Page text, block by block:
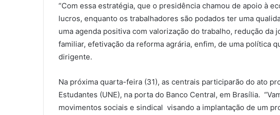
“Com essa estratégia, que o presidência chamou de apoio à
lucros, enquanto os trabalhadores são podados ter uma
uma agenda positiva com valorização do trabalho, redução
familiar, efetivação da reforma agrária, enfim, de uma política
dirigente.
Na próxima quarta-feira (31), as centrais participarão do ato
Estudantes (UNE), na porta do Banco Central, em Brasília.
movimentos sociais e sindical visando a implantação de um